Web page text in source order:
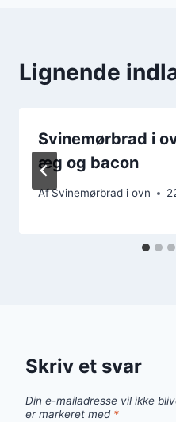
Lignende
Svinemørbrad i
æg og bacon
AfSvinemørbrad i ovn
Skriv et svar
Din e-mailadresse vil ikke
er markeret med *